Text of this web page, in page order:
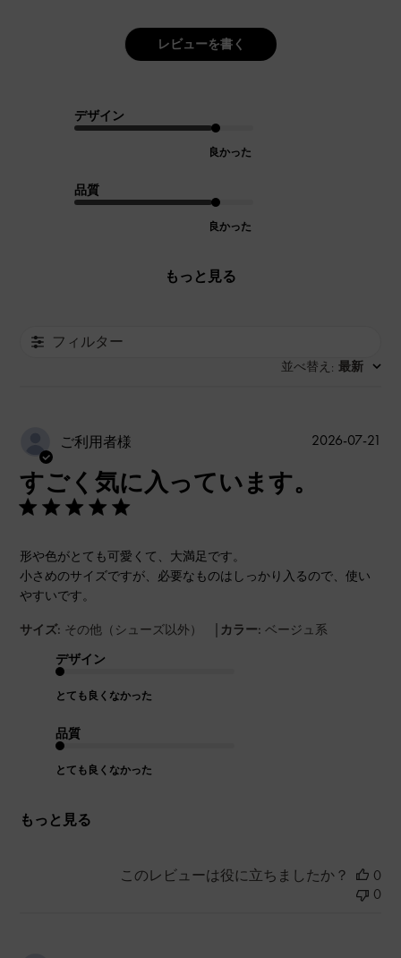
レビューを書く
デザイン
良かった
品質
良かった
もっと見る
フィルター
並べ替え : 最新
ご利用者様
すごく気に入っています。
形や色がとても可愛くて、大満足です。
小さめのサイズですが、必要なものはしっかり入るので、使い
やすいです。
サイズ: その他（シューズ以外） | カラー: ベージュ系
デザイン
とても良くなかった
品質
とても良くなかった
もっと見る
2026-07-21
このレビューは役に立ちましたか？
0
0